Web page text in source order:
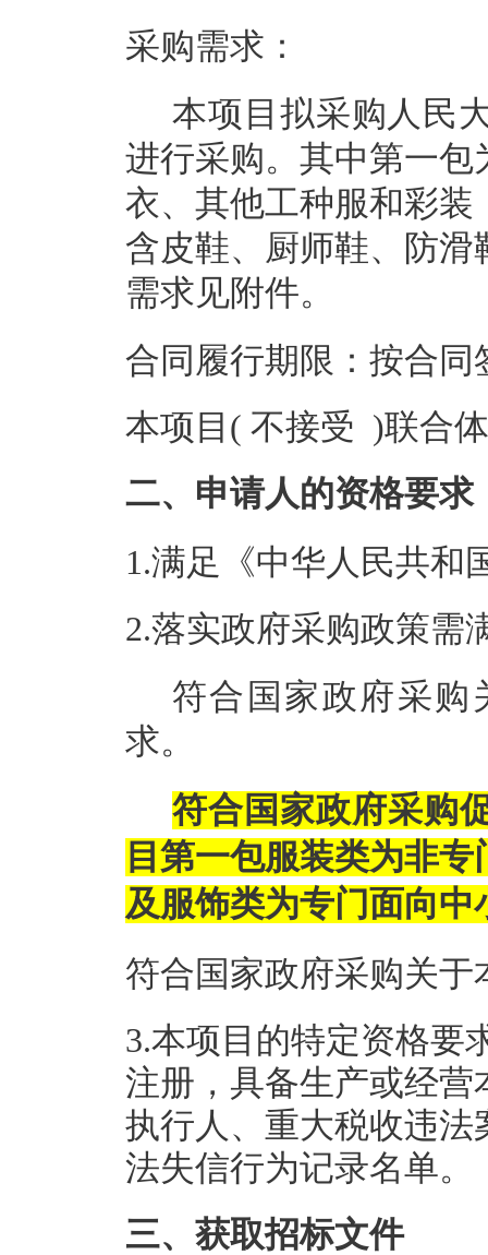
采购需求：
本项目拟采购人民
进行采购。其中第一
衣、其他工种服和彩
含皮鞋、厨师鞋、防
需求见附件。
合同履行期限：按合同
本项目( 不接受 )联合
二、申请人的资格要求
1.满足《中华人民共和
2.落实政府采购政策需
符合国家政府采购
求。
符合国家政府采购
目第一包服装类为非
及服饰类为专门面向中
符合国家政府采购关
3.本项目的特定资格要
注册，具备生产或经
执行人、重大税收违
法失信行为记录名单。
三、获取招标文件